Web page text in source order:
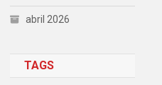
abril 2026
TAGS